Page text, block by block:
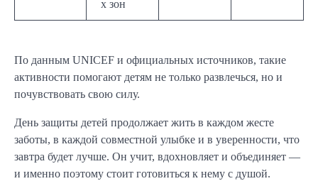
х зон
По данным UNICEF и официальных источников, такие
активности помогают детям не только развлечься, но и
почувствовать свою силу.
День защиты детей продолжает жить в каждом жесте
заботы, в каждой совместной улыбке и в уверенности, что
завтра будет лучше. Он учит, вдохновляет и объединяет —
и именно поэтому стоит готовиться к нему с душой.